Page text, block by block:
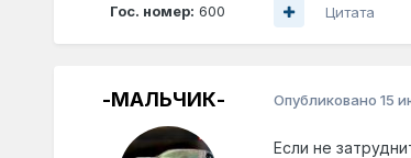
Гос. номер: 600 Цитата
-МАЛЬЧИК- Опубликовано 15
Если не